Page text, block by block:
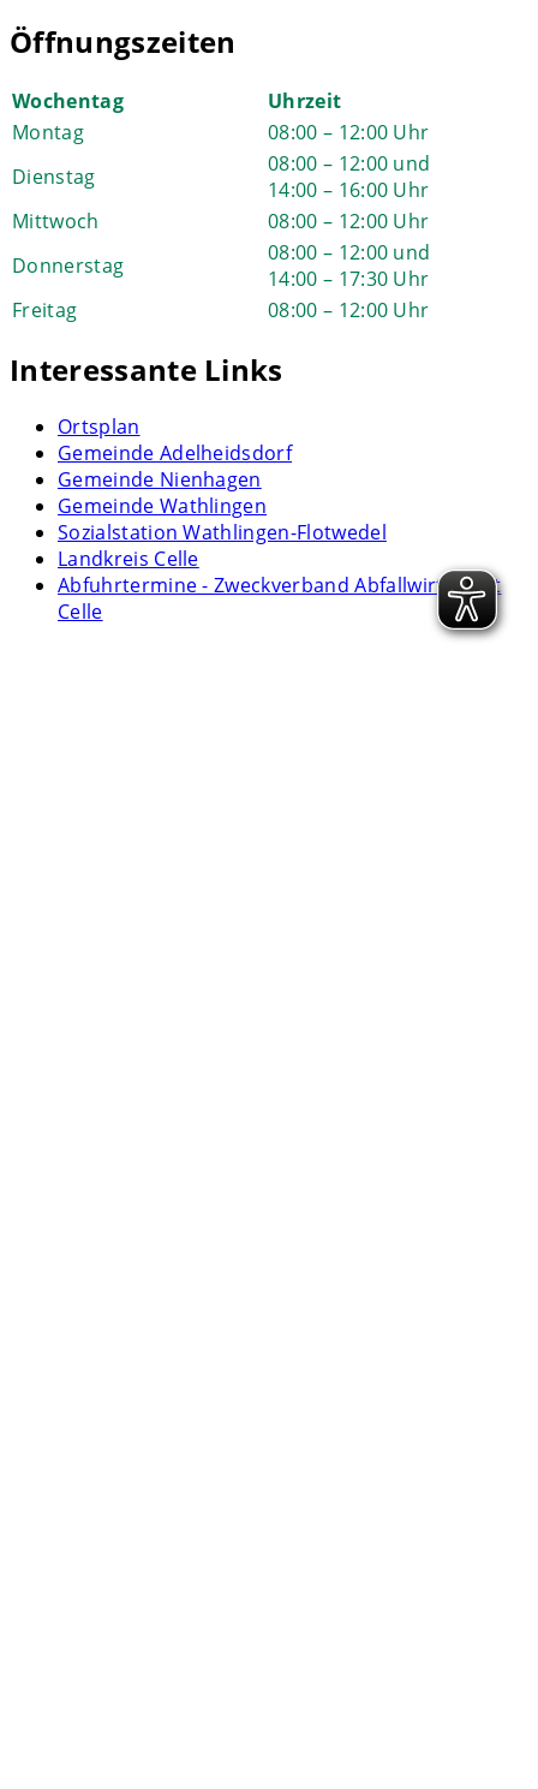
Öffnungszeiten
Wochentag
Uhrzeit
Montag
08:00 – 12:00 Uhr
Dienstag
08:00 – 12:00 und
14:00 – 16:00 Uhr
Mittwoch
08:00 – 12:00 Uhr
Donnerstag
08:00 – 12:00 und
14:00 – 17:30 Uhr
Freitag
08:00 – 12:00 Uhr
Interessante Links
Ortsplan
Gemeinde Adelheidsdorf
Gemeinde Nienhagen
Gemeinde Wathlingen
Sozialstation Wathlingen-Flotwedel
Landkreis Celle
Abfuhrtermine - Zweckverband Abfallwirtschaft
Celle